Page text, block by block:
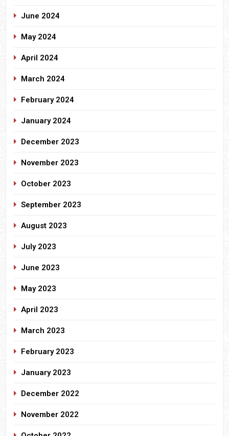
June 2024
May 2024
April 2024
March 2024
February 2024
January 2024
December 2023
November 2023
October 2023
September 2023
August 2023
July 2023
June 2023
May 2023
April 2023
March 2023
February 2023
January 2023
December 2022
November 2022